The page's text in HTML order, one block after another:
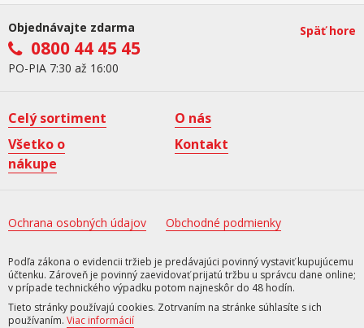
Objednávajte zdarma
0800 44 45 45
PO-PIA 7:30 až 16:00
Späť hore
Celý sortiment
O nás
Všetko o
nákupe
Kontakt
Ochrana osobných údajov Obchodné podmienky
Podľa zákona o evidencii tržieb je predávajúci povinný vystaviť kupujúcemu
účtenku. Zároveň je povinný zaevidovať prijatú tržbu u správcu dane online;
v prípade technického výpadku potom najneskôr do 48 hodín.
Tieto stránky používajú cookies. Zotrvaním na stránke súhlasíte s ich
používaním. Viac informácií